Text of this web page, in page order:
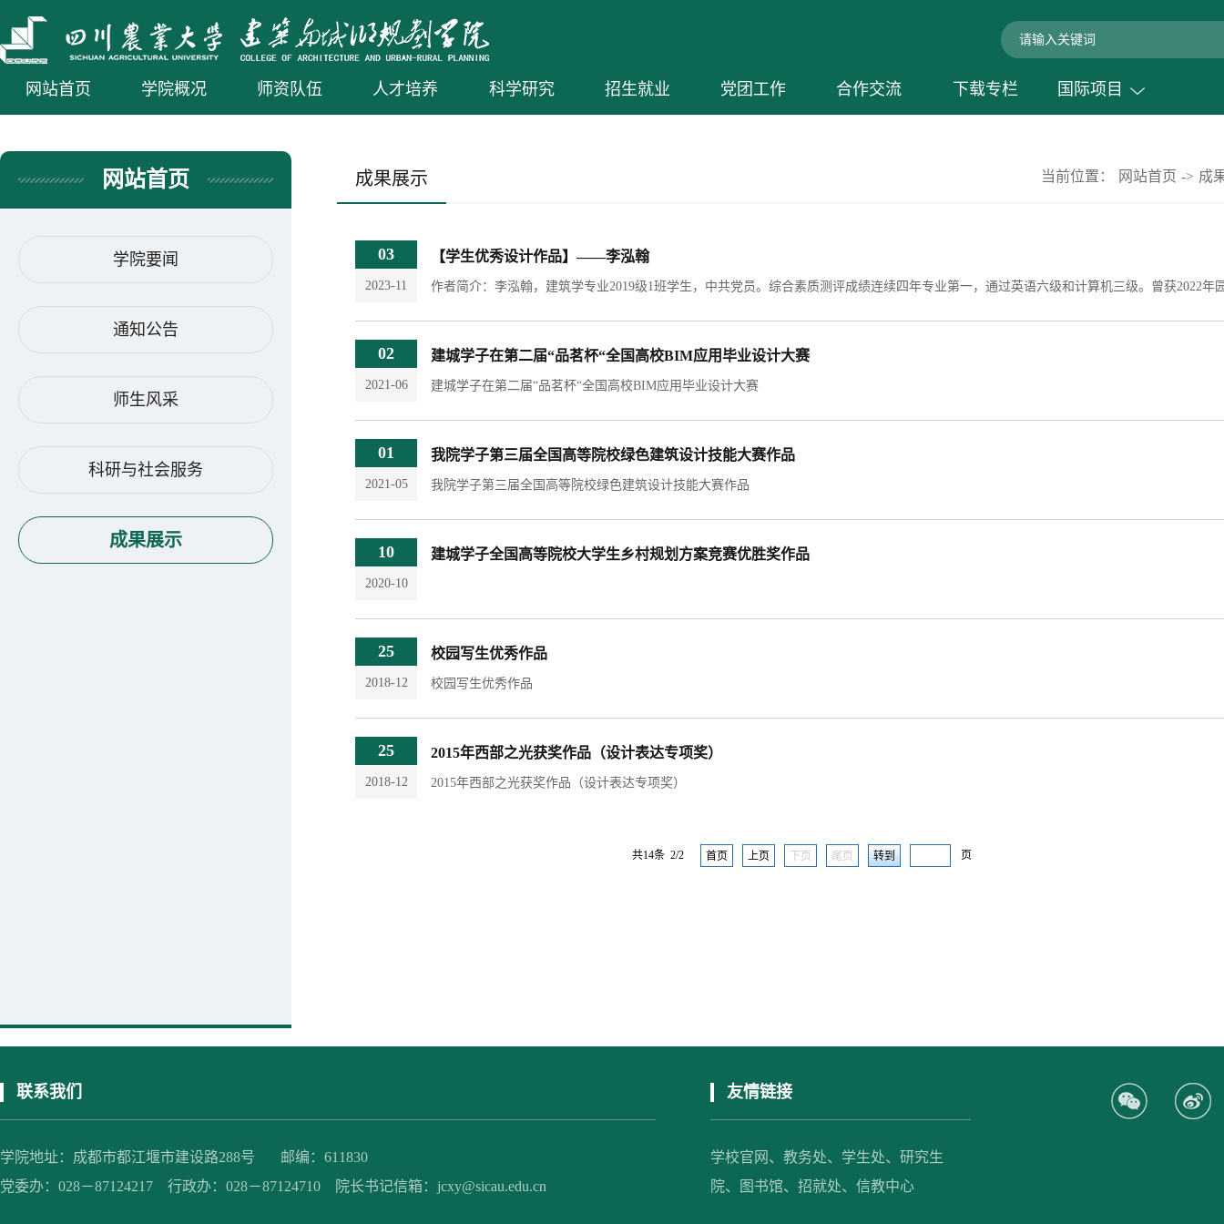
网站首页 学院概况 师资队伍 人才培养 科学研究 招生就业 党团工作 合作交流 下载专栏 国际项目
网站首页
学院要闻
通知公告
师生风采
科研与社会服务
成果展示
成果展示 当前位置： 网站首页 -> 成
03
2023-11
【学生优秀设计作品】——李泓翰
02
2021-06
建城学子在第二届“品茗杯“全国高校BIM应用毕业设计大赛
建城学子在第二届“品茗杯“全国高校BIM应用毕业设计大赛
01
2021-05
我院学子第三届全国高等院校绿色建筑设计技能大赛作品
我院学子第三届全国高等院校绿色建筑设计技能大赛作品
10
2020-10
建城学子全国高等院校大学生乡村规划方案竞赛优胜奖作品
25
2018-12
校园写生优秀作品
校园写生优秀作品
25
2018-12
2015年西部之光获奖作品（设计表达专项奖）
2015年西部之光获奖作品（设计表达专项奖）
共14条 2/2 首页 上页 下页 尾页 页
联系我们
学院地址：成都市都江堰市建设路288号 邮编：611830
党委办：028－87124217 行政办：028－87124710 院长书记信箱：jcxy@sicau.edu.cn
友情链接
学校官网、 教务处、 学生处、 研究生
院、
图书馆、 招就处、 信教中心